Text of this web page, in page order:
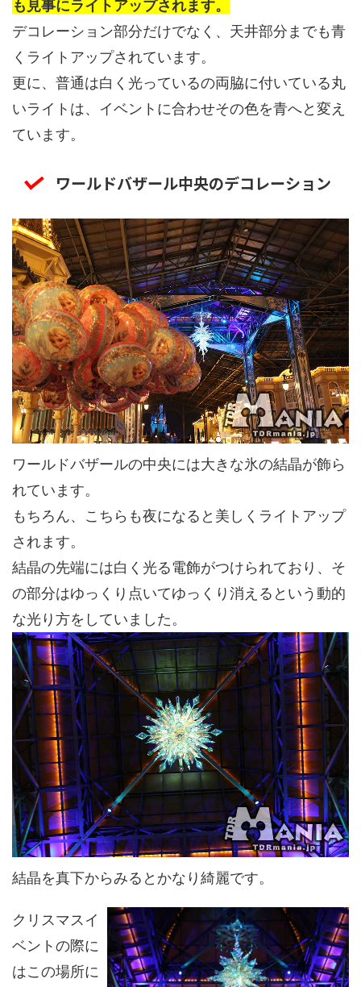
も見事にライトアップされます。
デコレーション部分だけでなく、天井部分までも青
くライトアップされています。
更に、普通は白く光っているの両脇に付いている丸
いライトは、イベントに合わせその色を青へと変え
ています。
ワールドバザール中央のデコレーション
ワールドバザールの中央には大きな氷の結晶が飾ら
れています。
もちろん、こちらも夜になると美しくライトアップ
されます。
結晶の先端には白く光る電飾がつけられており、そ
の部分はゆっくり点いてゆっくり消えるという動的
な光り方をしていました。
結晶を真下からみるとかなり綺麗です。
クリスマスイ
ベントの際に
はこの場所に